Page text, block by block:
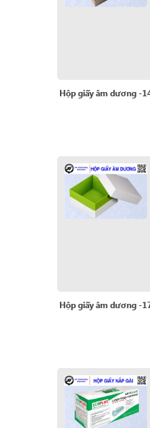
Hộp giấy âm dương -
Hộp giấy âm dương -